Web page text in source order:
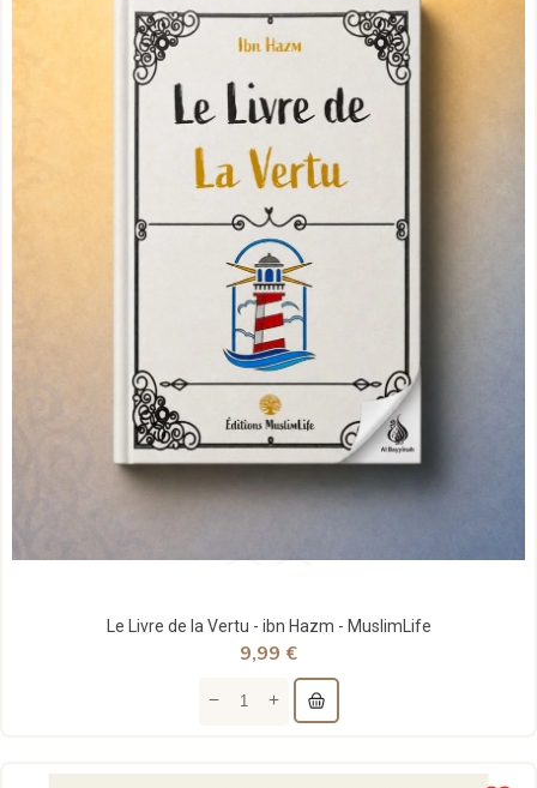
Le Livre de la Vertu - ibn Hazm - MuslimLife
9,99 €